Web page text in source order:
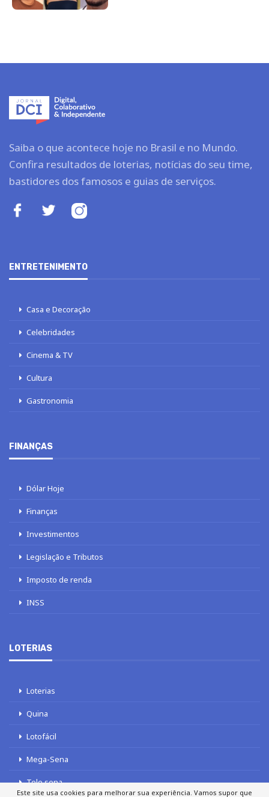
Saiba o que acontece hoje no Brasil e no Mundo.
Confira resultados de loterias, notícias do seu time,
bastidores dos famosos e guias de serviços.
ENTRETENIMENTO
Casa e Decoração
Celebridades
Cinema & TV
Cultura
Gastronomia
FINANÇAS
Dólar Hoje
Finanças
Investimentos
Legislação e Tributos
Imposto de renda
INSS
LOTERIAS
Loterias
Quina
Lotofácil
Mega-Sena
Tele sena
Este site usa cookies para melhorar sua experiência. Vamos supor que